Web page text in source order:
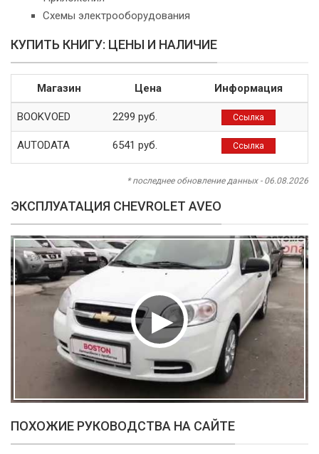
Схемы электрооборудования
КУПИТЬ КНИГУ: ЦЕНЫ И НАЛИЧИЕ
Магазин Цена Информация
BOOKVOED 2299 руб. Ссылка
AUTODATA 6541 руб. Ссылка
* последнее обновление данных - 06.08.2026
ЭКСПЛУАТАЦИЯ CHEVROLET AVEO
ПОХОЖИЕ РУКОВОДСТВА НА САЙТЕ